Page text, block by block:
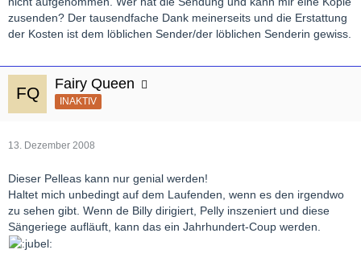
zusenden? Der tausendfache Dank meinerseits und die Erstattung
der Kosten ist dem löblichen Sender/der löblichen Senderin gewiss.
Fairy Queen
INAKTIV
13. Dezember 2008
Dieser Pelleas kann nur genial werden!
Haltet mich unbedingt auf dem Laufenden, wenn es den irgendwo
zu sehen gibt. Wenn de Billy dirigiert, Pelly inszeniert und diese
Sängeriege aufläuft, kann das ein Jahrhundert-Coup werden.